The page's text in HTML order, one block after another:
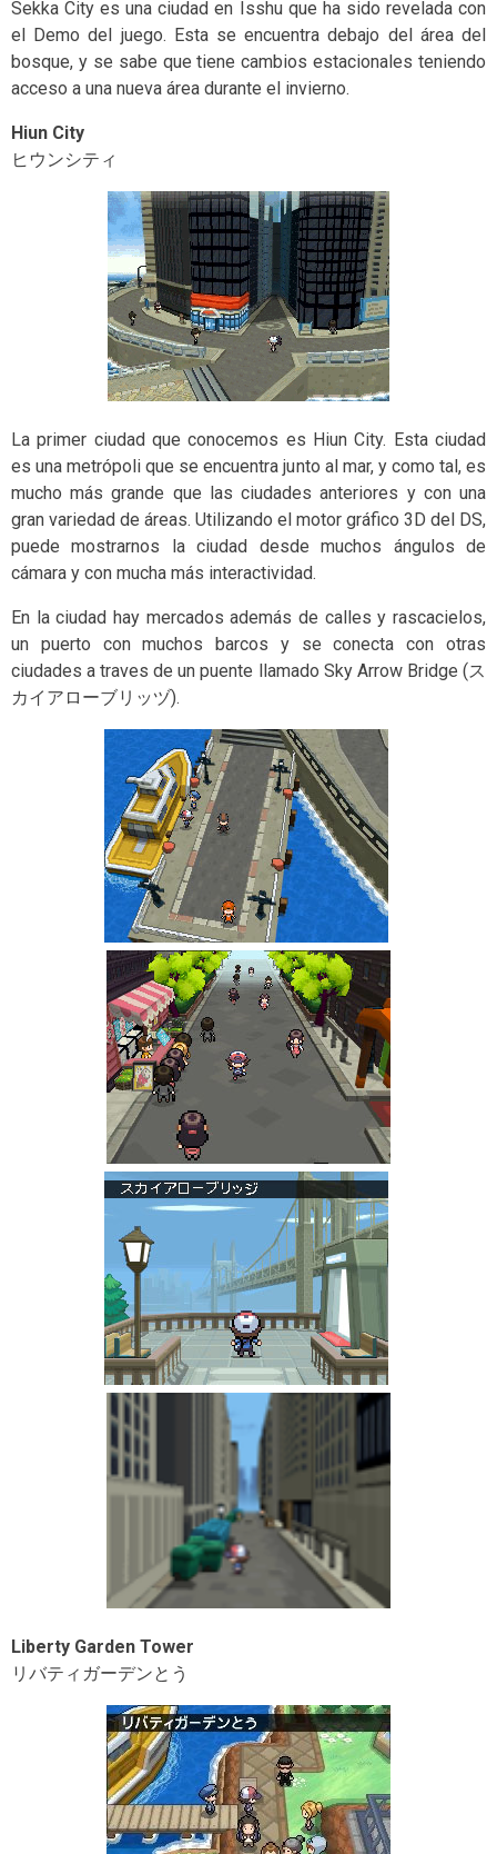
Sekka City es una ciudad en Isshu que ha sido revelada con
el Demo del juego. Esta se encuentra debajo del área del
bosque, y se sabe que tiene cambios estacionales teniendo
acceso a una nueva área durante el invierno.
Hiun City
ヒウンシティ
La primer ciudad que conocemos es Hiun City. Esta ciudad
es una metrópoli que se encuentra junto al mar, y como tal, es
mucho más grande que las ciudades anteriores y con una
gran variedad de áreas. Utilizando el motor gráfico 3D del DS,
puede mostrarnos la ciudad desde muchos ángulos de
cámara y con mucha más interactividad.
En la ciudad hay mercados además de calles y rascacielos,
un puerto con muchos barcos y se conecta con otras
ciudades a traves de un puente llamado Sky Arrow Bridge (ス
カイアローブリッヅ).
Liberty Garden Tower
リバティガーデンとう